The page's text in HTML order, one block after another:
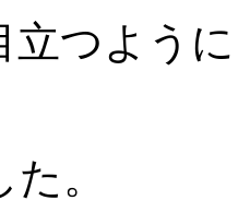
立つよう
。